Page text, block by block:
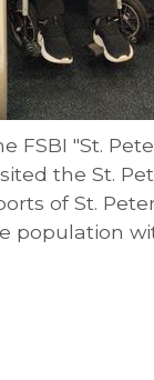
FSBI "St.
the St.
of St.
population